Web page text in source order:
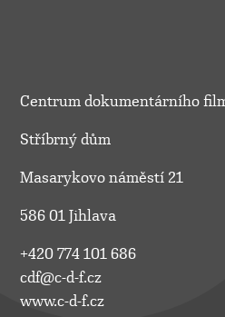
Centrum dokumentárního
Stříbrný dům
Masarykovo náměstí 21
586 01 Jihlava
+420 774 101 686
cdf@c-d-f.cz
www.c-d-f.cz